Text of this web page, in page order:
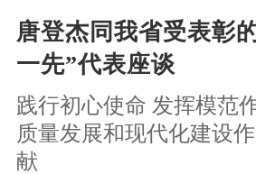
唐登杰同我省受表彰
一先”代表座谈
践行初心使命 发挥模范
质量发展和现代化建设
献